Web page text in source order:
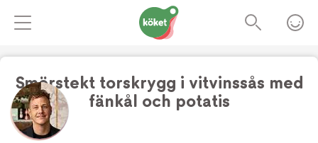
Smörstekt torskrygg i vitvinssås med
fänkål och potatis